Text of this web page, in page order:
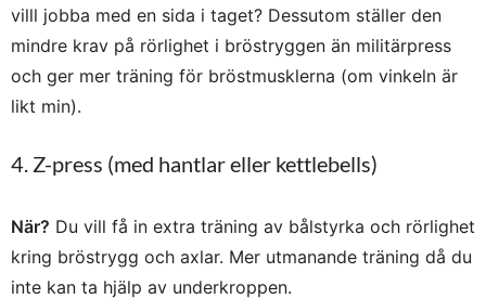
villl jobba med en sida i taget? Dessutom ställer den
mindre krav på rörlighet i bröstryggen än militärpress
och ger mer träning för bröstmusklerna (om vinkeln är
likt min).
4. Z-press (med hantlar eller kettlebells)
När? Du vill få in extra träning av bålstyrka och rörlighet
kring bröstrygg och axlar. Mer utmanande träning då du
inte kan ta hjälp av underkroppen.